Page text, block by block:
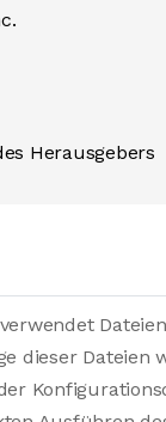
Herausgebers
dieser Dateien